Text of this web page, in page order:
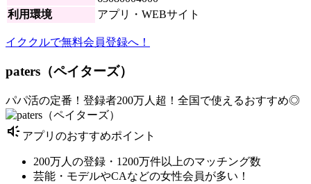
利用環境
アプリ・WEBサイト
イククルで無料会員登録へ！
paters（ペイターズ）
パパ活の定番！登録者200万人超！全国で使えるおすすめ◎
brand_awareness アプリのおすすめポイント
200万人の登録・1200万件以上のマッチング数
芸能・モデルやCAなどの女性会員が多い！